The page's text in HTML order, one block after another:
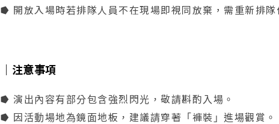
⭓ 開放入場時若排隊人員不在現場即視同放棄，需重新排隊
注意事項
⭓ 演出內容有部分包含強烈閃光，敬請斟酌入場。
⭓ 因活動場地為鏡面地板，建議請穿著「褲裝」進場觀賞。